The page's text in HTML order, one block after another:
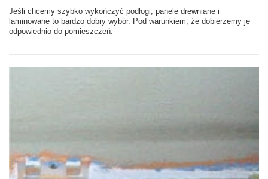
Jeśli chcemy szybko wykończyć podłogi, panele drewniane i
laminowane to bardzo dobry wybór. Pod warunkiem, że dobierzemy je
odpowiednio do pomieszczeń.